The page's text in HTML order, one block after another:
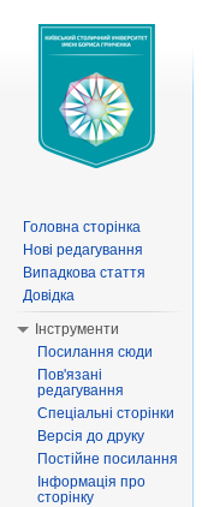
Головна сторінка
Нові редагування
Випадкова стаття
Довідка
Інструменти
Посилання сюди
Пов'язані
редагування
Спеціальні сторінки
Версія до друку
Постійне посилання
Інформація про
сторінку